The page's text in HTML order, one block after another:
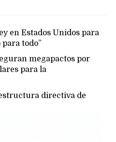
en Estados Unidos para
todo”
megapactos por
para la
directiva de